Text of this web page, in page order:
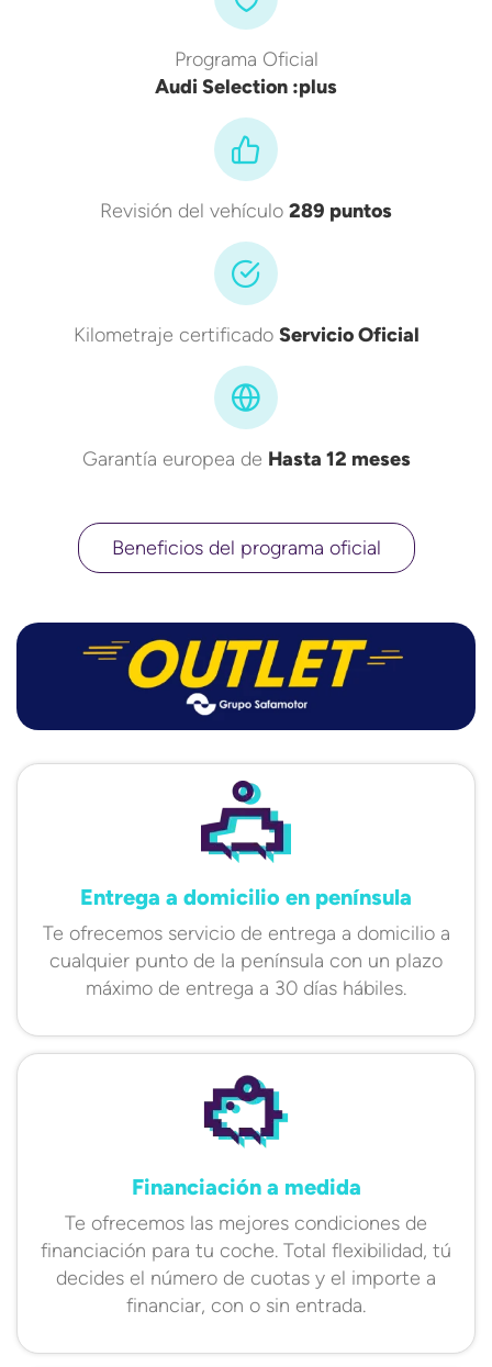
Programa Oficial
Audi Selection :plus
Revisión del vehículo 289 puntos
Kilometraje certificado Servicio Oficial
Garantía europea de Hasta 12 meses
Beneficios del programa oficial
Entrega a domicilio en península
Te ofrecemos servicio de entrega a domicilio a
cualquier punto de la península con un plazo
máximo de entrega a 30 días hábiles.
Financiación a medida
Te ofrecemos las mejores condiciones de
financiación para tu coche. Total flexibilidad, tú
decides el número de cuotas y el importe a
financiar, con o sin entrada.